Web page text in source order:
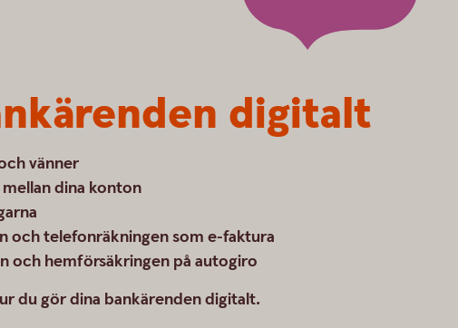
digitalt
vänner
dina konton
och telefonräkningen som e-faktura
och hemförsäkringen på autogiro
du gör dina bankärenden digitalt.